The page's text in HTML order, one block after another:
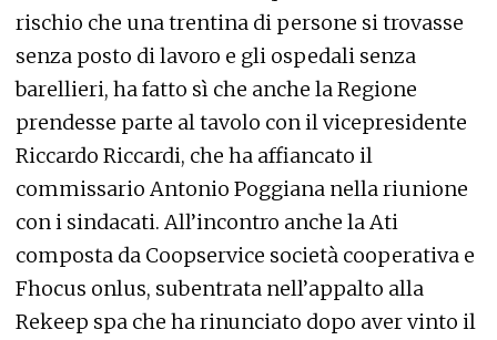
rischio che una trentina di persone si trovasse
senza posto di lavoro e gli ospedali senza
barellieri, ha fatto sì che anche la Regione
prendesse parte al tavolo con il vicepresidente
Riccardo Riccardi, che ha affiancato il
commissario Antonio Poggiana nella riunione
con i sindacati. All’incontro anche la Ati
composta da Coopservice società cooperativa e
Fhocus onlus, subentrata nell’appalto alla
Rekeep spa che ha rinunciato dopo aver vinto il